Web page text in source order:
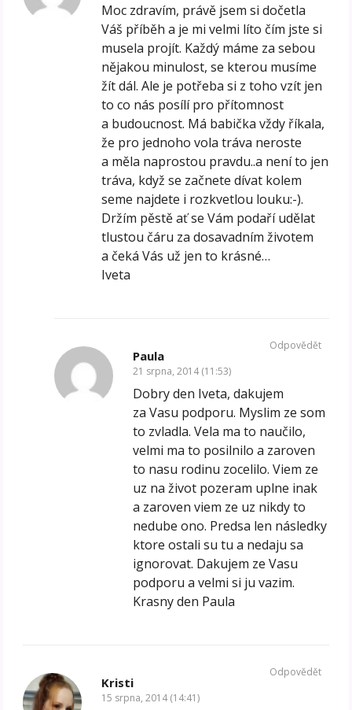
Moc zdravím, právě jsem si dočetla
Váš příběh a je mi velmi líto čím jste si
musela projít. Každý máme za sebou
nějakou minulost, se kterou musíme
žít dál. Ale je potřeba si z toho vzít jen
to co nás posílí pro přítomnost
a budoucnost. Má babička vždy říkala,
že pro jednoho vola tráva neroste
a měla naprostou pravdu..a není to jen
tráva, když se začnete dívat kolem
seme najdete i rozkvetlou louku:-).
Držím pěstě ať se Vám podaří udělat
tlustou čáru za dosavadním životem
a čeká Vás už jen to krásné…
Iveta
Paula
21 srpna, 2014 (11:53)
Dobry den Iveta, dakujem
za Vasu podporu. Myslim ze som
to zvladla. Vela ma to naučilo,
velmi ma to posilnilo a zaroven
to nasu rodinu zocelilo. Viem ze
uz na život pozeram uplne inak
a zaroven viem ze uz nikdy to
nedube ono. Predsa len následky
ktore ostali su tu a nedaju sa
ignorovat. Dakujem ze Vasu
podporu a velmi si ju vazim.
Krasny den Paula
Odpovědět
Kristi
15 srpna, 2014 (14:41)
Odpovědět